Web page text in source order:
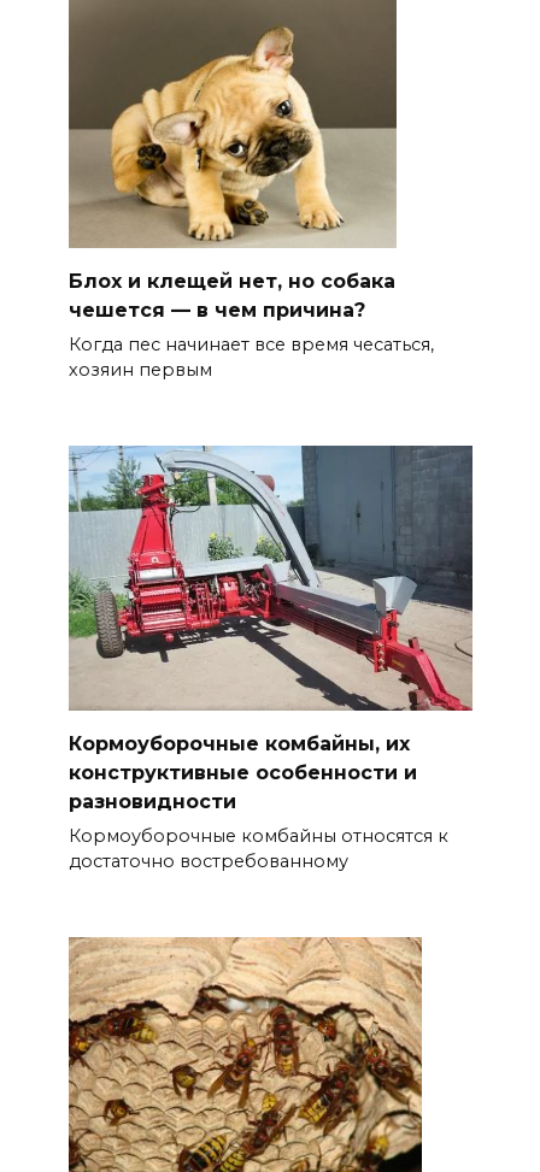
Блох и клещей нет, но собака
чешется — в чем причина?
Когда пес начинает все время чесаться,
хозяин первым
Кормоуборочные комбайны, их
конструктивные особенности и
разновидности
Кормоуборочные комбайны относятся к
достаточно востребованному